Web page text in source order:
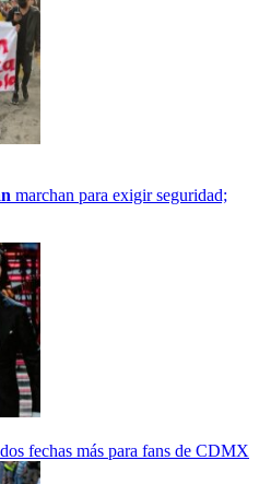
marchan para exigir seguridad;
fechas más para fans de CDMX